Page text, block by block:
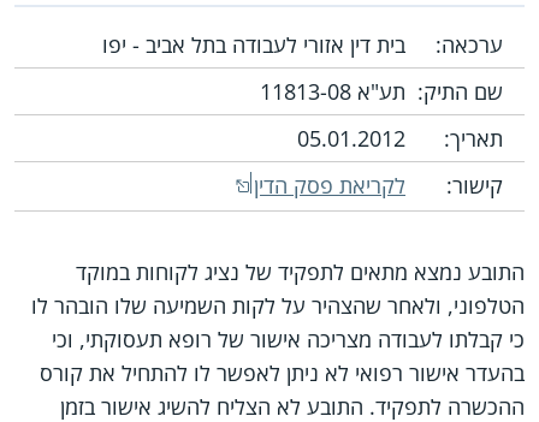
ערכאה:
בית דין אזורי לעבודה בתל אביב - יפו
שם התיק: תע"א 11813-08
תאריך:
05.01.2012
קישור:
לקריאת פסק הדין
התובע נמצא מתאים לתפקיד של נציג לקוחות במוקד
הטלפוני, ולאחר שהצהיר על לקות השמיעה שלו הובהר לו
כי קבלתו לעבודה מצריכה אישור של רופא תעסוקתי, וכי
בהעדר אישור רפואי לא ניתן לאפשר לו להתחיל את קורס
ההכשרה לתפקיד. התובע לא הצליח להשיג אישור בזמן